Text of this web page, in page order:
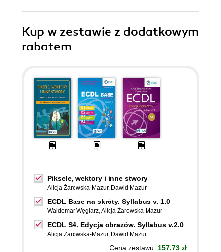
Kup w zestawie z dodatkowym
rabatem
Piksele, wektory i inne stwory
Alicja Żarowska-Mazur, Dawid Mazur
ECDL Base na skróty. Syllabus v. 1.0
Waldemar Węglarz,Alicja Żarowska-Mazur
ECDL S4. Edycja obrazów. Syllabus v.2.0
Alicja Żarowska-Mazur, Dawid Mazur
Cena zestawu: 157.73 zł